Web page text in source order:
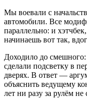
Мы воевали с
автомобили. Все
параллельно: и
начинаешь вот так,
Доходило до смешного:
сделали подсветку в
дверях. В ответ —
объяснить ведущему
лет ни разу за рулём не